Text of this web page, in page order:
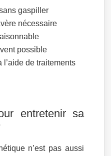
gaspiller
nécessaire
possible
de traitements
entretenir sa
n’est pas aussi